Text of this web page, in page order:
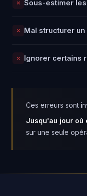
annexes,
financier.
✕ Sous-estimer
imprévus mal
✕ Mal structurer
inadaptées…Un
✕ Ignorer certains
Ces erreurs sont
Jusqu'au jour où
sur une seule